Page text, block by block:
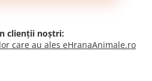
clienții noștri:
care au ales eHranaAnimale.ro